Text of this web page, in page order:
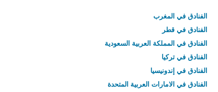
الفنادق في المغرب
الفنادق في قطر
الفنادق في المملكة العربية السعودية
الفنادق في تركيا
الفنادق في إندونيسيا
الفنادق في الامارات العربية المتحدة